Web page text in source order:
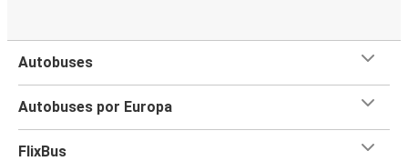
Autobuses
Autobuses por Europa
FlixBus